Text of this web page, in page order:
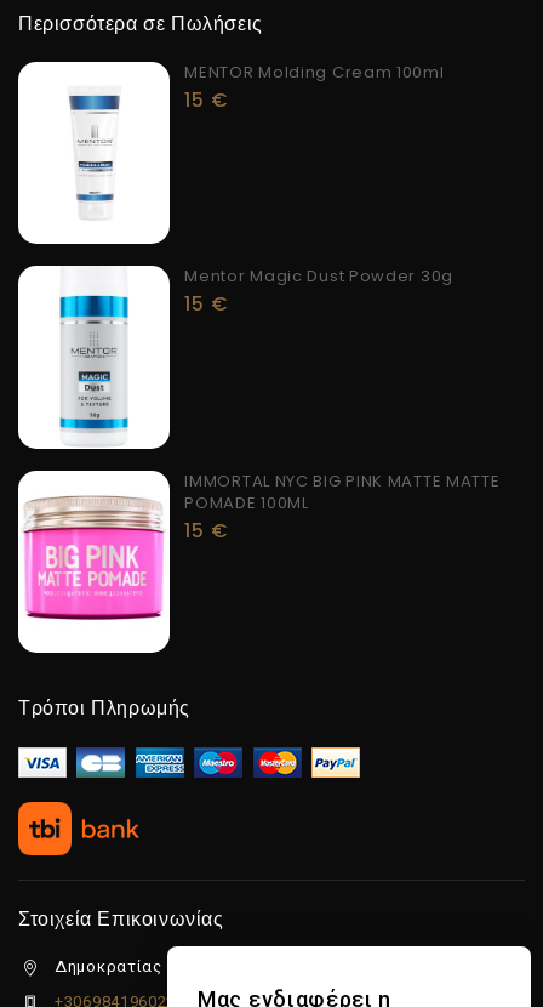
Περισσότερα σε Πωλήσεις
MENTOR Molding Cream 100ml
15 €
Mentor Magic Dust Powder 30g
15 €
IMMORTAL NYC BIG PINK MATTE MATTE
POMADE 100ML
15 €
Τρόποι Πληρωμής
Στοιχεία Επικοινωνίας
Δημοκρατίας 5β Λιμένας Χερσονήσου, 70014
+306984196022
Μας ενδιαφέρει η